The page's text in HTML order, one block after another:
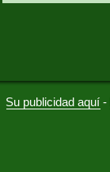
Su publicidad aquí -